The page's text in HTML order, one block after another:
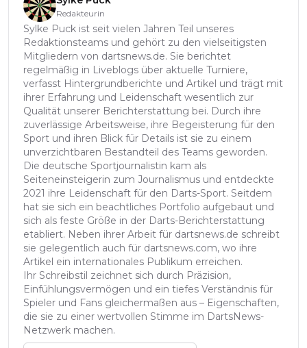
Redakteurin
Sylke Puck ist seit vielen Jahren Teil unseres
Redaktionsteams und gehört zu den vielseitigsten
Mitgliedern von dartsnews.de. Sie berichtet
regelmäßig in Liveblogs über aktuelle Turniere,
verfasst Hintergrundberichte und Artikel und trägt mit
ihrer Erfahrung und Leidenschaft wesentlich zur
Qualität unserer Berichterstattung bei. Durch ihre
zuverlässige Arbeitsweise, ihre Begeisterung für den
Sport und ihren Blick für Details ist sie zu einem
unverzichtbaren Bestandteil des Teams geworden.
Die deutsche Sportjournalistin kam als
Seiteneinsteigerin zum Journalismus und entdeckte
2021 ihre Leidenschaft für den Darts-Sport. Seitdem
hat sie sich ein beachtliches Portfolio aufgebaut und
sich als feste Größe in der Darts-Berichterstattung
etabliert. Neben ihrer Arbeit für dartsnews.de schreibt
sie gelegentlich auch für dartsnews.com, wo ihre
Artikel ein internationales Publikum erreichen.
Ihr Schreibstil zeichnet sich durch Präzision,
Einfühlungsvermögen und ein tiefes Verständnis für
Spieler und Fans gleichermaßen aus – Eigenschaften,
die sie zu einer wertvollen Stimme im DartsNews-
Netzwerk machen.